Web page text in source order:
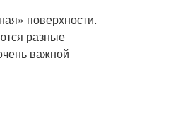
поверхности.
разные
важной